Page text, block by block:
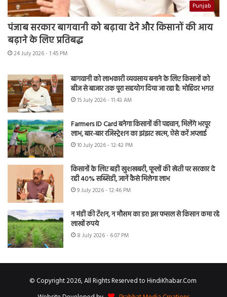
Punjab
पंजाब सरकार बागवानी को बढ़ावा देने और किसानों की आय
बढ़ाने के लिए प्रतिबद्ध
24 July 2026 - 1:45 PM
बागवानी को लाभकारी व्यवसाय बनाने के लिए किसानों को
बीज से बाजार तक पूरा सहयोग दिया जा रहा है: मोहिंदर भगत
15 July 2026 - 11:43 AM
Farmers ID Card बनेगा किसानों की पहचान, मिलेंगे भरपूर
लाभ, बार-बार रजिस्ट्रेशन का झंझट खत्म, ऐसे करें अप्लाई
10 July 2026 - 12:42 PM
किसानों के लिए बड़ी खुशखबरी, फूलों की खेती पर सरकार दे
रही 40% सब्सिडी, जानें कैसे मिलेगा लाभ
9 July 2026 - 12:46 PM
न मंडी की टेंशन, न मौसम का डर! इस फसल से किसान कमा रहे
लाखों रुपये
8 July 2026 - 6:07 PM
© Copyright 2026, All Rights Reserved to HindiKhabar.Com